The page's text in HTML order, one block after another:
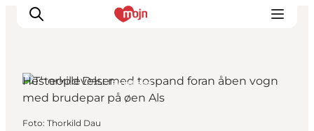
Oplevelser
Augustenborg, Sydjylland
Hesteoplevelser
Foto: Thorkild Dau